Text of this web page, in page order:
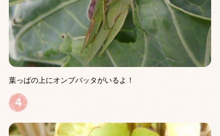
葉っぱの上にオンブバッタがいるよ！
４